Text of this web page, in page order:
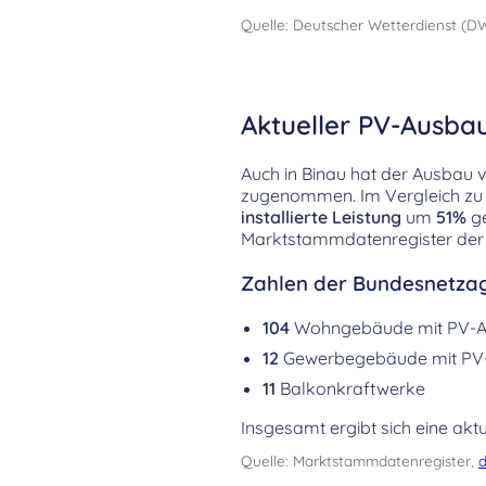
Quelle: Deutscher Wetterdienst
Aktueller PV-
Auch in Binau hat der
zugenommen. Im Vergleich
installierte Leistung um 51%
Marktstammdatenregister der
Zahlen der
104 Wohngebäude mit PV-
12 Gewerbegebäude mit
11 Balkonkraftwerke
Insgesamt ergibt sich eine
Quelle: Marktstammdatenregister,